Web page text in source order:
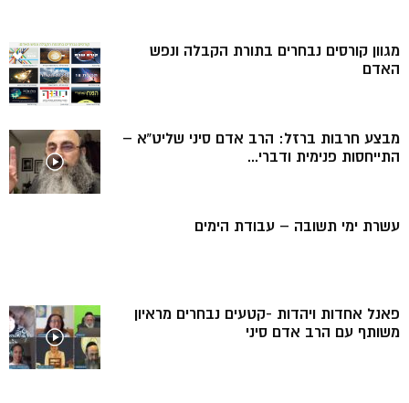
מגוון קורסים נבחרים בתורת הקבלה ונפש
האדם
מבצע חרבות ברזל: הרב אדם סיני שליט”א –
התייחסות פנימית ודברי...
עשרת ימי תשובה – עבודת הימים
פאנל אחדות ויהדות -קטעים נבחרים מראיון
משותף עם הרב אדם סיני